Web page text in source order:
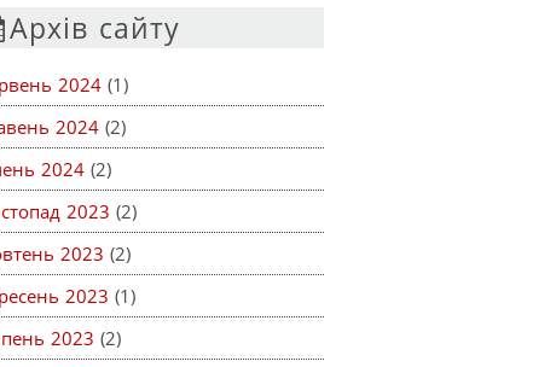
Архів сайту
2024 (1)
2024 (2)
2024 (2)
2023 (2)
2023 (2)
2023 (1)
2023 (2)